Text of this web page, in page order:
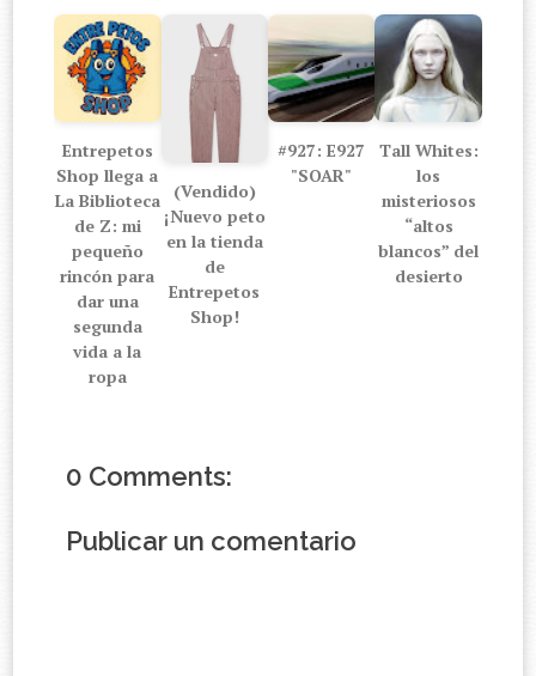
Entrepetos
Shop llega a
La Biblioteca
de Z: mi
pequeño
rincón para
dar una
segunda
vida a la
ropa
(Vendido)
¡Nuevo peto
en la tienda
de
Entrepetos
Shop!
#927: E927
"SOAR"
Tall Whites:
los
misteriosos
“altos
blancos” del
desierto
0 Comments:
Publicar un comentario